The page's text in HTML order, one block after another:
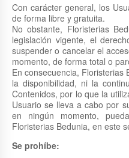
Con carácter general, los
de forma libre y gratuita.
No obstante, Floristerias
legislación vigente, el
suspender o cancelar el
momento, de forma total o
En consecuencia, Floristerias
la disponibilidad, ni la
Contenidos, por lo que la
Usuario se lleva a cabo por
en ningún momento,
Floristerias Bedunia, en este
Se prohíbe: